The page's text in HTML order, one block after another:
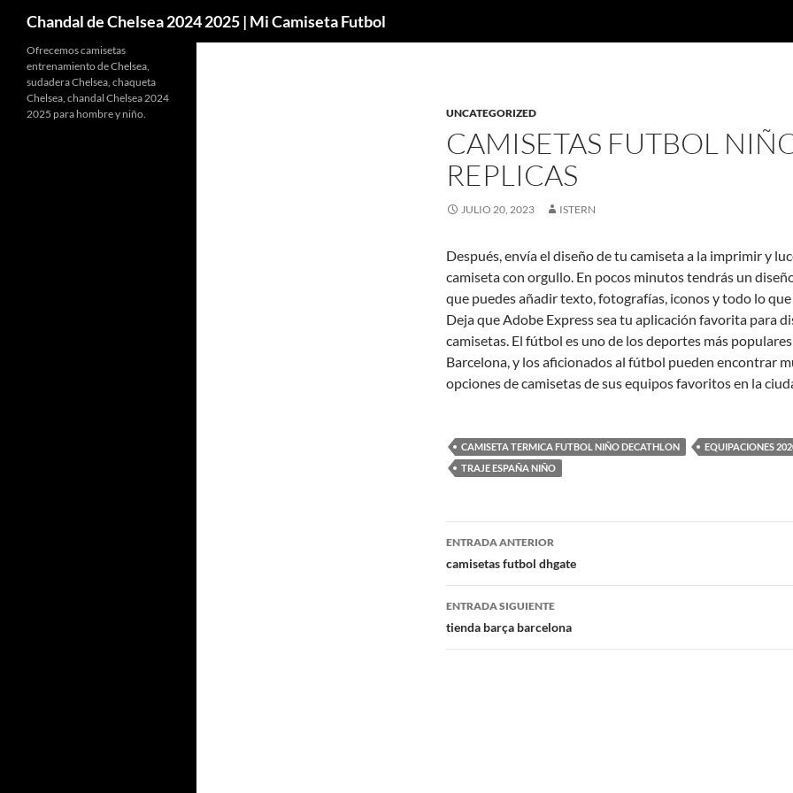
Chandal de Chelsea 2024 2025 | Mi Camiseta Futbol
UNCATEGORIZED
CAMISETAS FUTBOL
REPLICAS
JULIO 20, 2023 ISTERN
Después, envía el diseño de tu camiseta a la imprimir y
camiseta con orgullo. En pocos minutos tendrás un
que puedes añadir texto, fotografías, iconos y todo lo
Deja que Adobe Express sea tu aplicación favorita para
camisetas. El fútbol es uno de los deportes más
Barcelona, y los aficionados al fútbol pueden encontrar
opciones de camisetas de sus equipos favoritos en la
CAMISETA TERMICA FUTBOL NIÑO DECATHLON
EQUIPACIONES
TRAJE ESPAÑA NIÑO
Navegación
de
entradas
ENTRADA ANTERIOR
camisetas futbol dhgate
ENTRADA SIGUIENTE
tienda barça barcelona
Ofrecemos camisetas
entrenamiento de Chelsea,
sudadera Chelsea, chaqueta
Chelsea, chandal Chelsea 2024
2025 para hombre y niño.